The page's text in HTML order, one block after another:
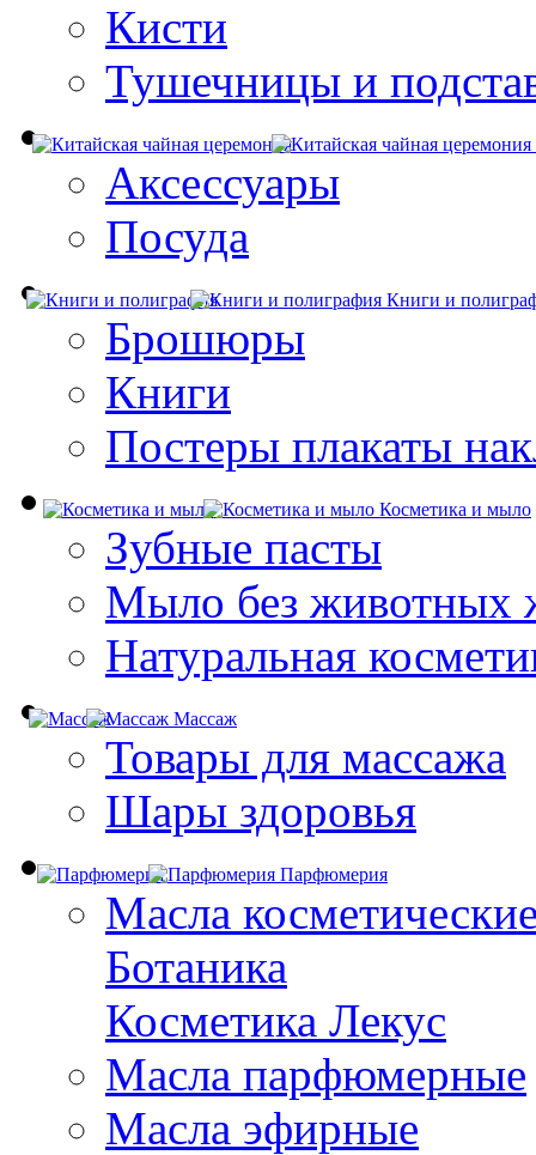
Кисти
Тушечницы и
Аксессуары
Посуда
Книги и
Брошюры
Книги
Постеры плакаты
Косметика и мыло
Зубные пасты
Мыло без животных
Натуральная
Массаж
Товары для массажа
Шары здоровья
Парфюмерия
Масла
Ботаника
Косметика Лекус
Масла парфюмерные
Масла эфирные